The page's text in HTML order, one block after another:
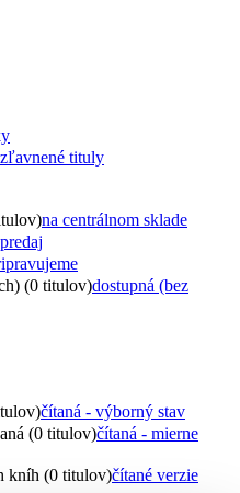
zľavnené tituly
na centrálnom sklade
(0 titulov)dostupná (bez
čítaná - výborný stav
(0 titulov)čítaná - mierne
kníh (0 titulov)čítané verzie